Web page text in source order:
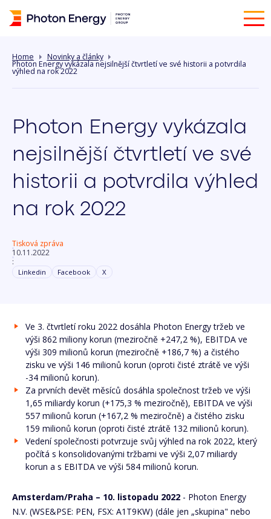
Home Novinky a články
Photon Energy vykázala nejsilnější čtvrtletí ve své historii a potvrdila
výhled na rok 2022
Photon Energy vykázala
nejsilnější čtvrtletí ve své
historii a potvrdila výhled
na rok 2022
Tisková zpráva
10.11.2022
:
Linkedin Facebook X
Ve 3. čtvrtletí roku 2022 dosáhla Photon Energy tržeb ve
výši 862 miliony korun (meziročně +247,2 %), EBITDA ve
výši 309 milionů korun (meziročně +186,7 %) a čistého
zisku ve výši 146 milionů korun (oproti čisté ztrátě ve výši
-34 milionů korun).
Za prvních devět měsíců dosáhla společnost tržeb ve výši
1,65 miliardy korun (+175,3 % meziročně), EBITDA ve výši
557 milionů korun (+167,2 % meziročně) a čistého zisku
159 milionů korun (oproti čisté ztrátě 132 milionů korun).
Vedení společnosti potvrzuje svůj výhled na rok 2022, který
počítá s konsolidovanými tržbami ve výši 2,07 miliardy
korun a s EBITDA ve výši 584 milionů korun.
Amsterdam/Praha – 10. listopadu 2022 - Photon Energy
N.V. (WSE&PSE: PEN, FSX: A1T9KW) (dále jen „skupina" nebo